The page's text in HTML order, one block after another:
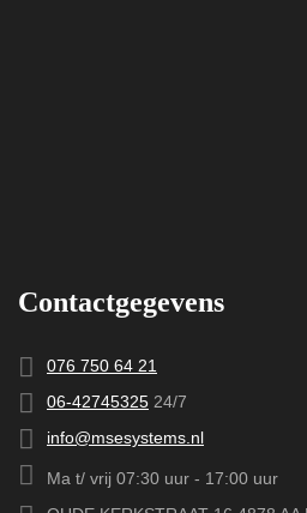
Contactgegevens
076 750 64 21
06-42745325 24/7
info@msesystems.nl
Ma t/ vrij 07:30 uur - 17:00 uur